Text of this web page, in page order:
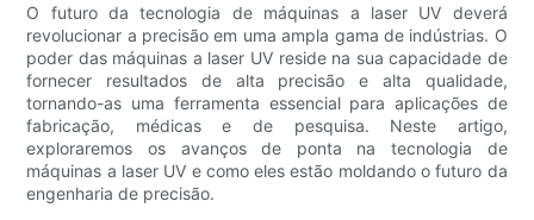
O futuro da tecnologia de máquinas a laser UV deverá
revolucionar a precisão em uma ampla gama de indústrias. O
poder das máquinas a laser UV reside na sua capacidade de
fornecer resultados de alta precisão e alta qualidade,
tornando-as uma ferramenta essencial para aplicações de
fabricação, médicas e de pesquisa. Neste artigo,
exploraremos os avanços de ponta na tecnologia de
máquinas a laser UV e como eles estão moldando o futuro da
engenharia de precisão.